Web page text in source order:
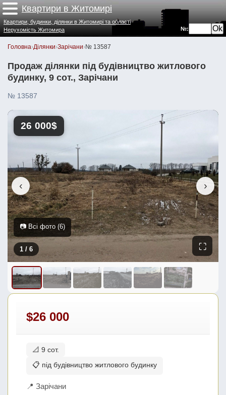
Квартири в Житомирі
№:
Квартири, будинки, ділянки в Житомирі та області
Нерухомість Житомира
Головна›Ділянки›Зарічани›№ 13587
Продаж ділянки під будівництво житлового
будинку, 9 сот., Зарічани
№ 13587
‹ ›
26 000$
1 / 6 ⛶
📷 Всі фото (6)
$26 000
📐 9 сот.
📋 під будівництво житлового будинку
📍 Зарічани